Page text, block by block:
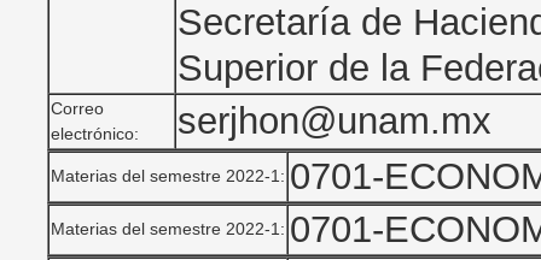
Secretaría de
Superior de la
Correo
electrónico:
serjhon@unam.mx
Materias del semestre 2022-1: 0701-
Materias del semestre 2022-1: 0701-